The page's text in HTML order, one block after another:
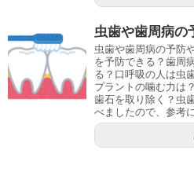
虫歯や歯周病の
虫歯や歯周病の予防
を予防できる？歯周
る？口呼吸の人は虫
プラントの噛む力は
歯石を取り除く？虫
べましたので、参考